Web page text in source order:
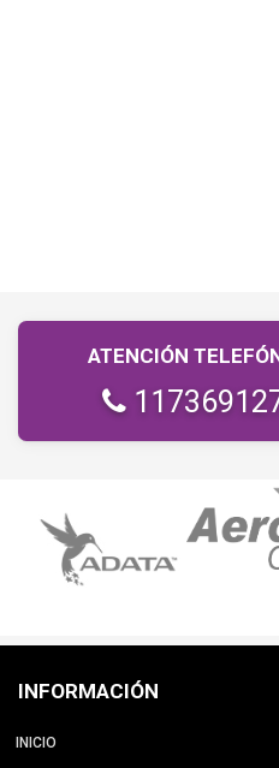
ATENCIÓN
INFORMACIÓN
INICIO